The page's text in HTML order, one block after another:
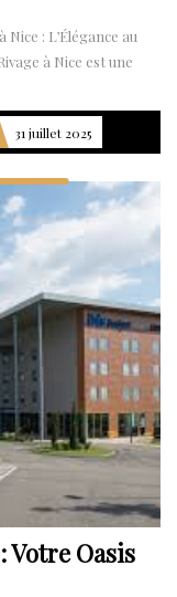
Nice : L’Élégance au
à Nice est une
31 juillet 2025
Votre Oasis